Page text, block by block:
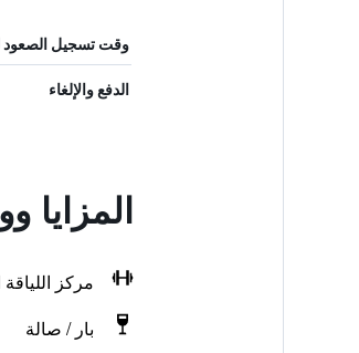
وقت تسجيل الصعود
الدفع والإلغاء
المزايا
مركز اللياقة
بار / صالة